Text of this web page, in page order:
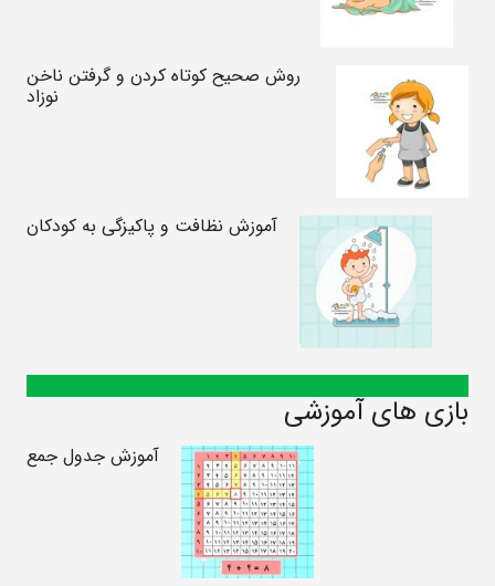
روش صحیح کوتاه کردن و گرفتن ناخن‌
نوزاد
آموزش نظافت و پاکیزگی به کودکان
بازی های آموزشی
آموزش جدول جمع